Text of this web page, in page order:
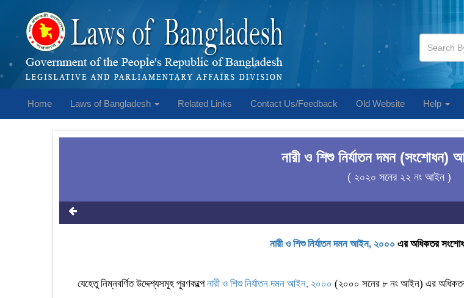
Home Laws of Bangladesh Related Links Contact Us/Feedback Old Website Help
নারী ও শিশু নির্যাতন দমন
( ২০২০ সনের ২২ নং আইন )
নারী ও শিশু নির্যাতন দমন আইন, ২০০০ এর অধিকতর
যেহেতু নিম্নবর্ণিত উদ্দেশ্যসমূহ পূরণকল্পেনারী ও শিশু নির্যাতন দমন আইন, ২০০০ (২০০০ সনের ৮ নং আইন) এর অধিকতর